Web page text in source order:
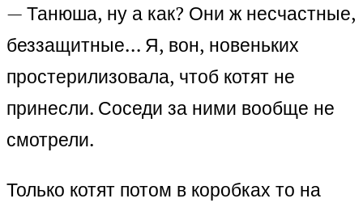
— Танюша, ну а как? Они ж несчастные,
беззащитные… Я, вон, новеньких
простерилизовала, чтоб котят не
принесли. Соседи за ними вообще не
смотрели.
Только котят потом в коробках то на